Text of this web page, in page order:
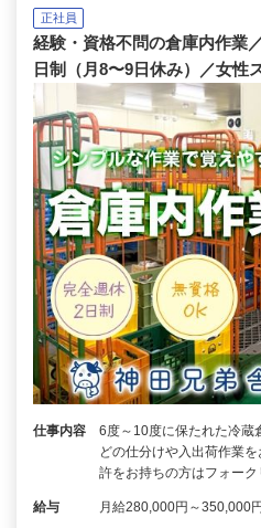
正社員
経験・資格不問の倉庫内作業
日制（月8〜9日休み）／女性
仕事内容
6度～10度に保たれた冷蔵
どの仕分けや入出荷作業
許をお持ちの方はフォー
給与 月給280,000円～350,000